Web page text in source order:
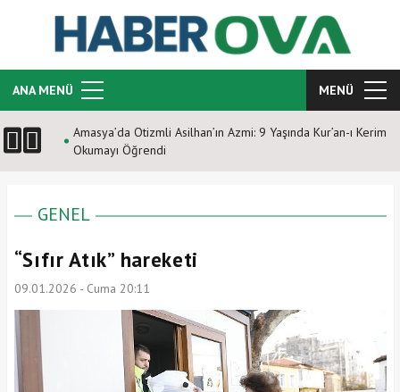
ANA MENÜ MENÜ
Amasya’da Otizmli Asilhan’ın Azmi: 9 Yaşında Kur’an-ı Kerim
Okumayı Öğrendi
GENEL
“Sıfır Atık” hareketi
09.01.2026 - Cuma 20:11